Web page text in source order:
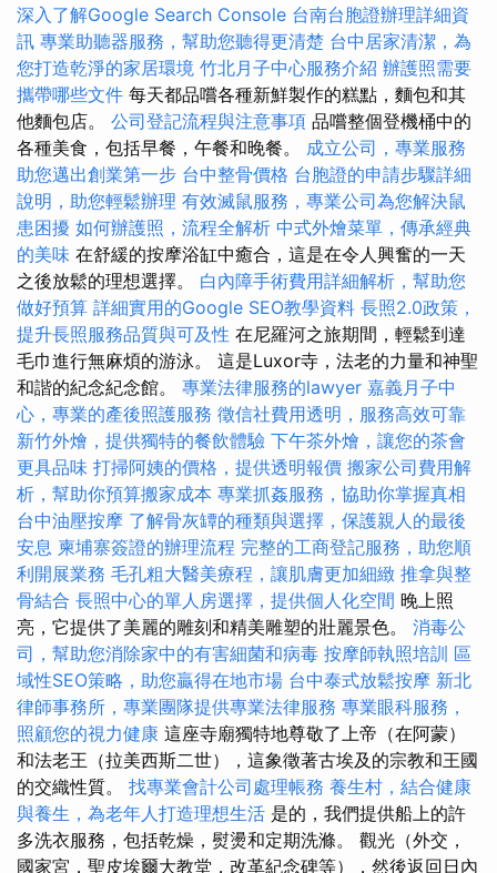
深入了解Google Search Console 台南台胞證辦理詳細資
訊 專業助聽器服務，幫助您聽得更清楚 台中居家清潔，為
您打造乾淨的家居環境 竹北月子中心服務介紹 辦護照需要
攜帶哪些文件 每天都品嚐各種新鮮製作的糕點，麵包和其
他麵包店。 公司登記流程與注意事項 品嚐整個登機桶中的
各種美食，包括早餐，午餐和晚餐。 成立公司，專業服務
助您邁出創業第一步 台中整骨價格 台胞證的申請步驟詳細
說明，助您輕鬆辦理 有效滅鼠服務，專業公司為您解決鼠
患困擾 如何辦護照，流程全解析 中式外燴菜單，傳承經典
的美味 在舒緩的按摩浴缸中癒合，這是在令人興奮的一天
之後放鬆的理想選擇。 白內障手術費用詳細解析，幫助您
做好預算 詳細實用的Google SEO教學資料 長照2.0政策，
提升長照服務品質與可及性 在尼羅河之旅期間，輕鬆到達
毛巾進行無麻煩的游泳。 這是Luxor寺，法老的力量和神聖
和諧的紀念紀念館。 專業法律服務的lawyer 嘉義月子中
心，專業的產後照護服務 徵信社費用透明，服務高效可靠
新竹外燴，提供獨特的餐飲體驗 下午茶外燴，讓您的茶會
更具品味 打掃阿姨的價格，提供透明報價 搬家公司費用解
析，幫助你預算搬家成本 專業抓姦服務，協助你掌握真相
台中油壓按摩 了解骨灰罈的種類與選擇，保護親人的最後
安息 柬埔寨簽證的辦理流程 完整的工商登記服務，助您順
利開展業務 毛孔粗大醫美療程，讓肌膚更加細緻 推拿與整
骨結合 長照中心的單人房選擇，提供個人化空間 晚上照
亮，它提供了美麗的雕刻和精美雕塑的壯麗景色。 消毒公
司，幫助您消除家中的有害細菌和病毒 按摩師執照培訓 區
域性SEO策略，助您贏得在地市場 台中泰式放鬆按摩 新北
律師事務所，專業團隊提供專業法律服務 專業眼科服務，
照顧您的視力健康 這座寺廟獨特地尊敬了上帝（在阿蒙）
和法老王（拉美西斯二世），這象徵著古埃及的宗教和王國
的交織性質。 找專業會計公司處理帳務 養生村，結合健康
與養生，為老年人打造理想生活 是的，我們提供船上的許
多洗衣服務，包括乾燥，熨燙和定期洗滌。 觀光（外交，
國家宮，聖皮埃爾大教堂，改革紀念碑等），然後返回日內